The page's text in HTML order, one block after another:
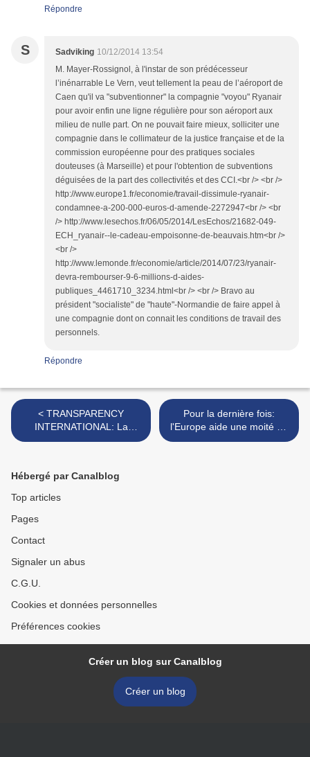
Répondre
S Sadviking 10/12/2014 13:54
M. Mayer-Rossignol, à l'instar de son prédécesseur
l’inénarrable Le Vern, veut tellement la peau de l’aéroport de
Caen qu'il va "subventionner" la compagnie "voyou" Ryanair
pour avoir enfin une ligne régulière pour son aéroport aux
milieu de nulle part. On ne pouvait faire mieux, solliciter une
compagnie dans le collimateur de la justice française et de la
commission européenne pour des pratiques sociales
douteuses (à Marseille) et pour l'obtention de subventions
déguisées de la part des collectivités et des CCI.<br /> <br />
http://www.europe1.fr/economie/travail-dissimule-ryanair-
condamnee-a-200-000-euros-d-amende-2272947<br /> <br
/> http://www.lesechos.fr/06/05/2014/LesEchos/21682-049-
ECH_ryanair--le-cadeau-empoisonne-de-beauvais.htm<br />
<br />
http://www.lemonde.fr/economie/article/2014/07/23/ryanair-
devra-rembourser-9-6-millions-d-aides-
publiques_4461710_3234.html<br /> <br /> Bravo au
président "socialiste" de "haute"-Normandie de faire appel à
une compagnie dont on connait les conditions de travail des
personnels.
Répondre
< TRANSPARENCY
INTERNATIONAL: La
Normandie n'est pas
Pour la dernière fois:
l'Europe aide une moité de
Normandie plus "pauvre"
Hébergé par Canalblog
Top articles
Pages
Contact
Signaler un abus
C.G.U.
Cookies et données personnelles
Préférences cookies
Créer un blog sur Canalblog
Créer un blog